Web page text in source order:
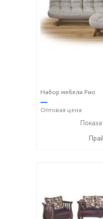
Набор мебели Рио
—
Оптовая цена
+7 (989) 269-73-